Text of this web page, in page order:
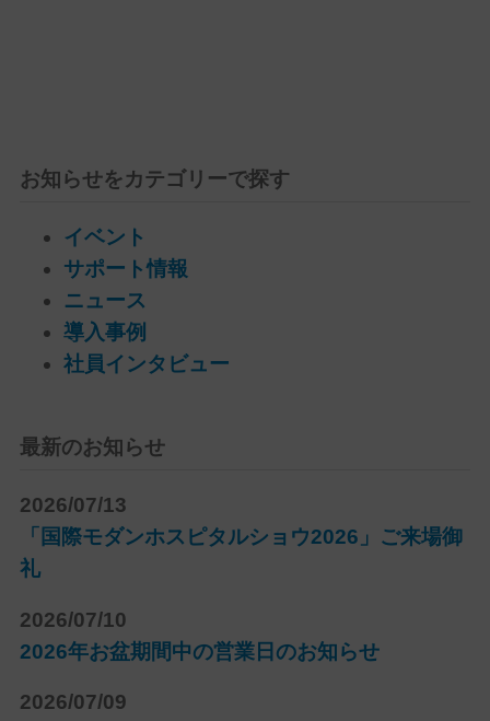
お知らせをカテゴリーで探す
イベント
サポート情報
ニュース
導入事例
社員インタビュー
最新のお知らせ
2026/07/13
「国際モダンホスピタルショウ2026」ご来場御
礼
2026/07/10
2026年お盆期間中の営業日のお知らせ
2026/07/09